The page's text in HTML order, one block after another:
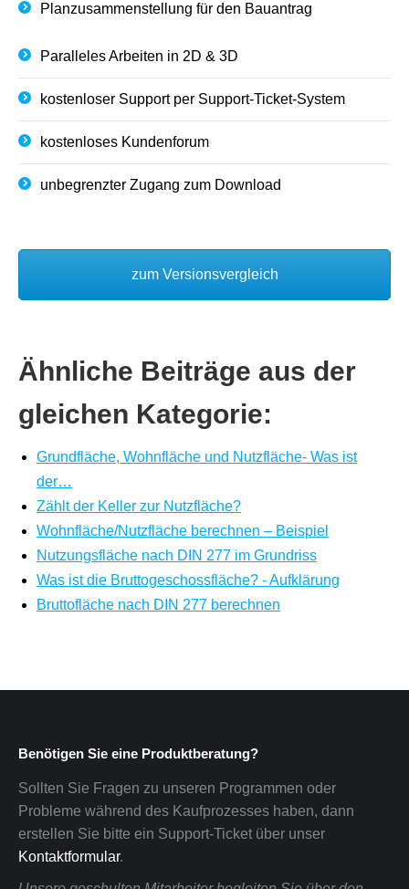
Planzusammenstellung für den Bauantrag
Paralleles Arbeiten in 2D & 3D
kostenloser Support per Support-Ticket-System
kostenloses Kundenforum
unbegrenzter Zugang zum Download
zum Versionsvergleich
Ähnliche Beiträge aus der
gleichen Kategorie:
Grundfläche, Wohnfläche und Nutzfläche- Was ist
der…
Zählt der Keller zur Nutzfläche?
Wohnfläche/Nutzfläche berechnen – Beispiel
Nutzungsfläche nach DIN 277 im Grundriss
Was ist die Bruttogeschossfläche? - Aufklärung
Bruttofläche nach DIN 277 berechnen
Benötigen Sie eine Produktberatung?
Sollten Sie Fragen zu unseren Programmen oder
Probleme während des Kaufprozesses haben, dann
erstellen Sie bitte ein Support-Ticket über unser
Kontaktformular.